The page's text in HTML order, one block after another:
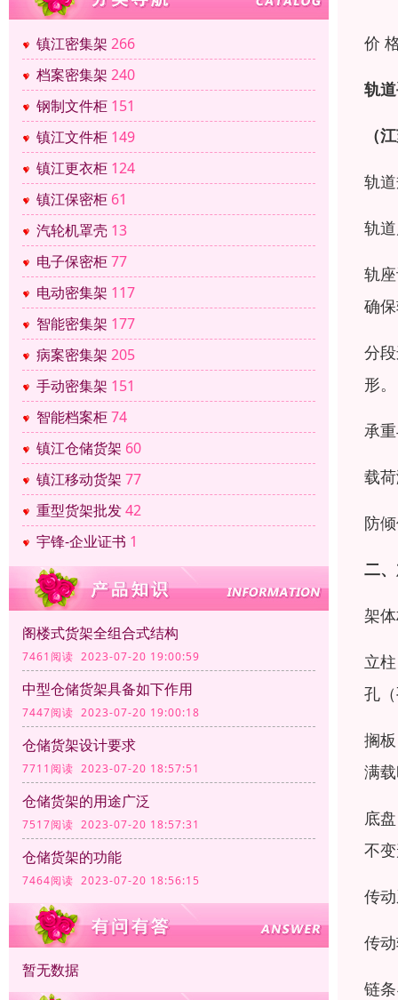
镇江密集架 266
档案密集架 240
钢制文件柜 151
镇江文件柜 149
镇江更衣柜 124
镇江保密柜 61
汽轮机罩壳 13
电子保密柜77
电动密集架 117
智能密集架 177
病案密集架 205
手动密集架 151
智能档案柜74
镇江仓储货架 60
镇江移动货架 77
重型货架批发42
宇锋-企业证书 1
阁楼式货架全组合式结构
7461阅读 2023-07-20 19:00:59
中型仓储货架具备如下作用
7447阅读 2023-07-20 19:00:18
仓储货架设计要求
7711阅读 2023-07-20 18:57:51
仓储货架的用途广泛
7517阅读 2023-07-20 18:57:31
仓储货架的功能
7464阅读 2023-07-20 18:56:15
暂无数据
价
轨
（
轨
轨
轨
确
分
形。
承
载
防
二
架
立
孔
搁
满
底
不
传
传
链